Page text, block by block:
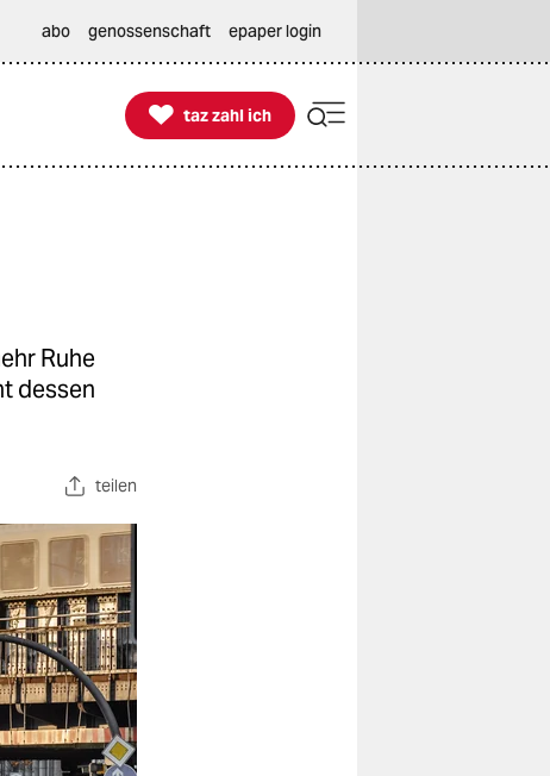
abo genossenschaft epaper login

taz zahl ich
taz zahl ich
Ruhe
dessen
teilen